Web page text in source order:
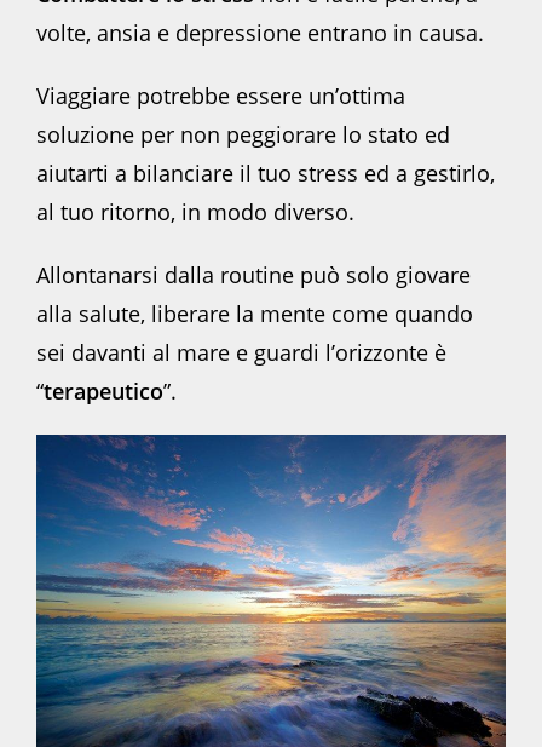
volte, ansia e depressione entrano in causa.
Viaggiare potrebbe essere un’ottima
soluzione per non peggiorare lo stato ed
aiutarti a bilanciare il tuo stress ed a gestirlo,
al tuo ritorno, in modo diverso.
Allontanarsi dalla routine può solo giovare
alla salute, liberare la mente come quando
sei davanti al mare e guardi l’orizzonte è
“terapeutico”.